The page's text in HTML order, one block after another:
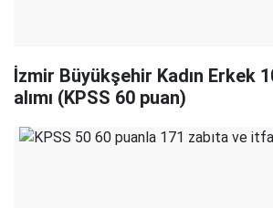
İzmir Büyükşehir Kadın Erkek
alımı (KPSS 60 puan)